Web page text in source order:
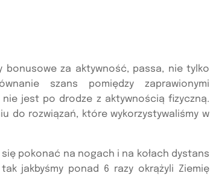
bonusowe za aktywność, passa, nie tylko
szans pomiędzy zaprawionymi
jest po drodze z aktywnością fizyczną.
do rozwiązań, które wykorzystywaliśmy w
się pokonać na nogach i na kołach dystans
jakbyśmy ponad 6 razy okrążyli Ziemię